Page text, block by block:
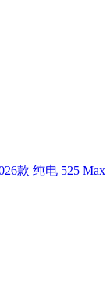
款 纯电 525 Max